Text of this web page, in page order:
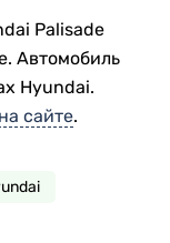
Palisade
Автомобиль
Hyundai.
на сайте.